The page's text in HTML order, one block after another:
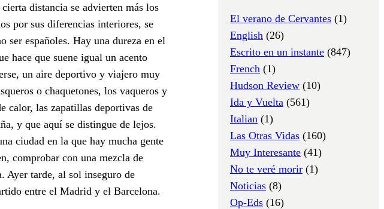
distancia se advierten más los
por sus diferencias interiores, se
ser españoles. Hay una dureza en el
hace que suene igual un acento
un aire deportivo y viajero muy
o chaquetones, los vaqueros y
calor, las zapatillas deportivas de
y que aquí se distingue de lejos.
ciudad en la que hay mucha gente
comprobar con una mezcla de
Ayer tarde, al sol inseguro de
entre el Madrid y el Barcelona.
El verano de Cervantes (1)
English (26)
Escrito en un instante (847)
French (1)
Hudson Review (10)
Ida y Vuelta (561)
Italian (1)
Las Otras Vidas (160)
Muy Interesante (41)
No te veré morir (1)
Noticias (8)
Op-Eds (16)